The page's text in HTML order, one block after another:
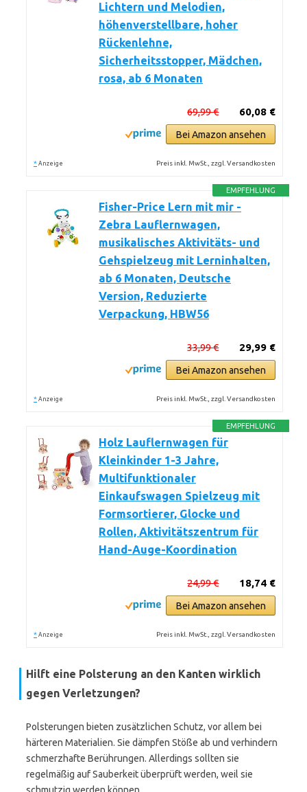
Lichtern und Melodien,
höhenverstellbare, hoher
Rückenlehne,
Sicherheitsstopper, Mädchen,
rosa, ab 6 Monaten
60,08 €
69,99 €
Bei Amazon ansehen
* Anzeige Preis inkl. MwSt., zzgl. Versandkosten
EMPFEHLUNG
Fisher-Price Lern mit mir -
Zebra Lauflernwagen,
musikalisches Aktivitäts- und
Gehspielzeug mit Lerninhalten,
ab 6 Monaten, Deutsche
Version, Reduzierte
Verpackung, HBW56
29,99 €
33,99 €
Bei Amazon ansehen
* Anzeige Preis inkl. MwSt., zzgl. Versandkosten
EMPFEHLUNG
Holz Lauflernwagen für
Kleinkinder 1-3 Jahre,
Multifunktionaler
Einkaufswagen Spielzeug mit
Formsortierer, Glocke und
Rollen, Aktivitätszentrum für
Hand-Auge-Koordination
18,74 €
24,99 €
Bei Amazon ansehen
* Anzeige Preis inkl. MwSt., zzgl. Versandkosten
Hilft eine Polsterung an den Kanten wirklich
gegen Verletzungen?
Polsterungen bieten zusätzlichen Schutz, vor allem bei
härteren Materialien. Sie dämpfen Stöße ab und verhindern
schmerzhafte Berührungen. Allerdings sollten sie
regelmäßig auf Sauberkeit überprüft werden, weil sie